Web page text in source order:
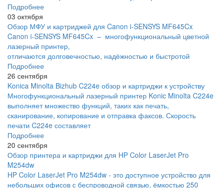
Подробнее
03 октября
Обзор МФУ и картриджей для Canon i-SENSYS MF645Cx
Canon i-SENSYS MF645Cx – многофункциональный цветной
лазерный принтер,
отличаются долговечностью, надёжностью и быстротой
Подробнее
26 сентября
Konica Minolta Bizhub C224e обзор и картриджи к устройству
Многофункциональный лазерный принтер Konic Minolta C224e
выполняет множество функций, таких как печать,
сканирование, копирование и отправка факсов. Скорость
печати C224e составляет
Подробнее
20 сентября
Обзор принтера и картриджи для HP Color LaserJet Pro
M254dw
HP Color LaserJet Pro M254dw - это доступное устройство для
небольших офисов с беспроводной связью, ёмкостью 250